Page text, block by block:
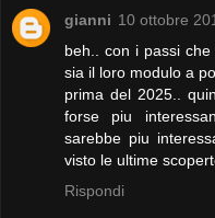
gianni 10 ottobre
beh.. con i passi
sia il loro modulo a
prima del 2025..
forse piu
sarebbe piu
visto le ultime
Rispondi